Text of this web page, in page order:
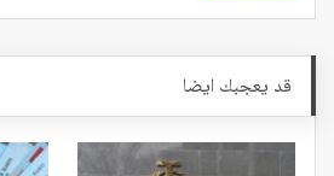
قد يعجبك ايضا